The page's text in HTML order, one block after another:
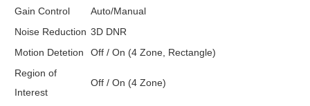
Gain Control
Auto/Manual
Noise Reduction 3D DNR
Motion Detetion
Off / On (4 Zone, Rectangle)
Region of
Interest
Off / On (4 Zone)